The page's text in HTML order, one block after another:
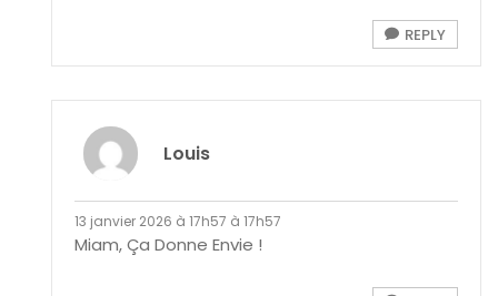
REPLY
Louis
13 janvier 2026 à 17h57 à 17h57
Miam, Ça Donne Envie !